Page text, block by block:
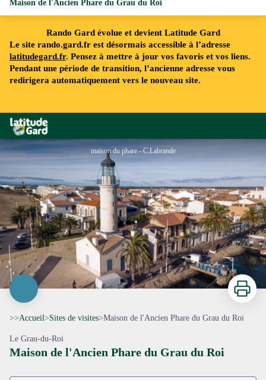
Rando Gard évolue et devient Latitude Gard
Le site rando.gard.fr est désormais accessible à l’adresse
latitudegard.fr. Pensez à mettre à jour vos favoris et vos liens.
Pendant une période de transition, l’ancienne adresse vous
redirigera automatiquement vers le nouveau site.
Rando Gard
Maison de l'Ancien Phare du Grau du Roi
maison du phare - C.Labrande
Imprimer
>>Accueil>Sites de visites>Maison de l'Ancien Phare du Grau du Roi
Le Grau-du-Roi
Maison de l'Ancien Phare du Grau du Roi